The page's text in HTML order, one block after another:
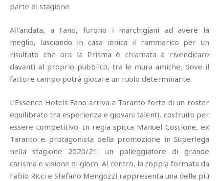
parte di stagione.
All’andata, a Fano, furono i marchigiani ad avere la
meglio, lasciando in casa ionica il rammarico per un
risultato che ora la Prisma è chiamata a rivendicare
davanti al proprio pubblico, tra le mura amiche, dove il
fattore campo potrà giocare un ruolo determinante.
L’Essence Hotels Fano arriva a Taranto forte di un roster
equilibrato tra esperienza e giovani talenti, costruito per
essere competitivo. In regia spicca Manuel Coscione, ex
Taranto e protagonista della promozione in Superlega
nella stagione 2020/21: un palleggiatore di grande
carisma e visione di gioco. Al centro, la coppia formata da
Fabio Ricci e Stefano Mengozzi rappresenta una delle più